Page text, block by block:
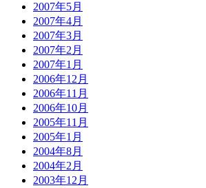
2007年5月
2007年4月
2007年3月
2007年2月
2007年1月
2006年12月
2006年11月
2006年10月
2005年11月
2005年1月
2004年8月
2004年2月
2003年12月